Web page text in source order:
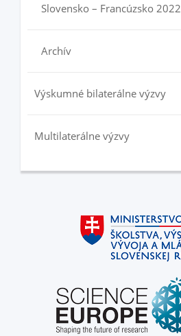
Slovensko – Francúzsko 2022
Archív
Výskumné bilaterálne výzvy
Multilaterálne výzvy